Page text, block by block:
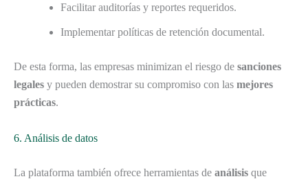
Facilitar auditorías y reportes requeridos.
Implementar políticas de retención documental.
De esta forma, las empresas minimizan el riesgo de sanciones
legales y pueden demostrar su compromiso con las mejores
prácticas.
6. Análisis de datos
La plataforma también ofrece herramientas de análisis que